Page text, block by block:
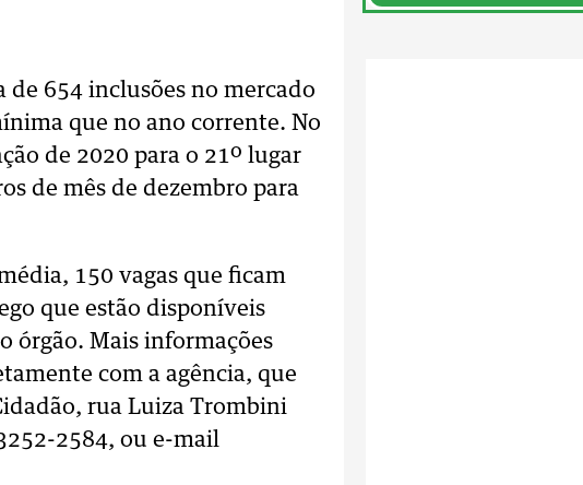
654 inclusões no mercado
que no ano corrente. No
de 2020 para o 21º lugar
de mês de dezembro para
150 vagas que ficam
que estão disponíveis
órgão. Mais informações
com a agência, que
rua Luiza Trombini
2584, ou e-mail